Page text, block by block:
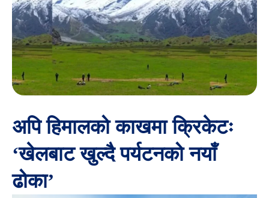
अपि हिमालको काखमा क्रिकेटः
‘खेलबाट खुल्दै पर्यटनको नयाँ
ढोका’